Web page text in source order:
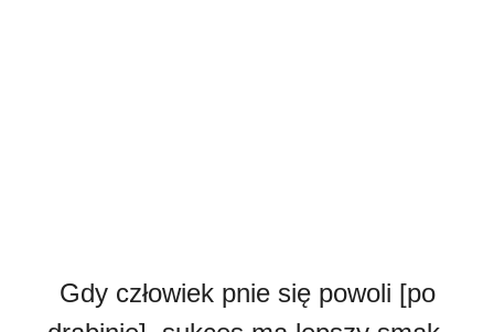
Gdy człowiek pnie się powoli [po